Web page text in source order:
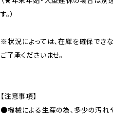
す。）
※状況によっては、在庫を確保でき
ご了承くださいませ。
【注意事項】
●機械による生産の為、多少の汚れ